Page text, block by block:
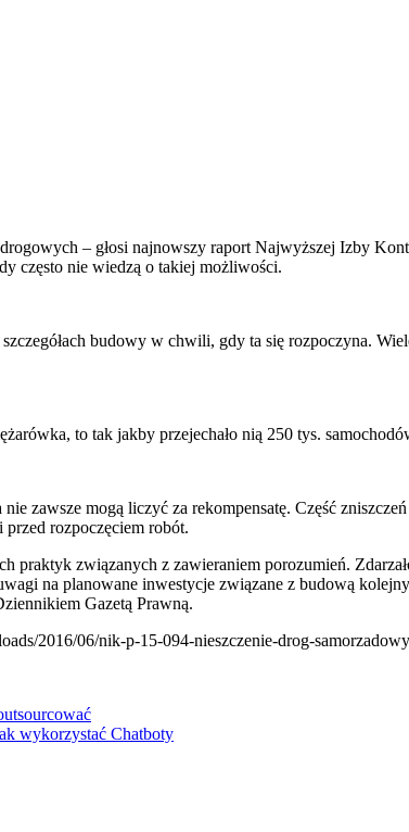
– głosi najnowszy raport Najwyższej Izby
często nie wiedzą o takiej możliwości.
budowy w chwili, gdy ta się rozpoczyna.
to tak jakby przejechało nią 250 tys.
zawsze mogą liczyć za rekompensatę. Część
rozpoczęciem robót.
praktyk związanych z zawieraniem porozumień.
na planowane inwestycje związane z budową
Gazetą Prawną.
2016/06/nik-p-15-094-nieszczenie-drog-
wykorzystać Chatboty